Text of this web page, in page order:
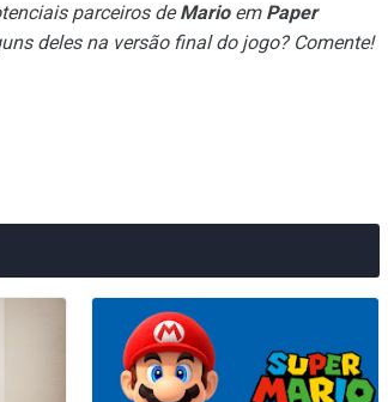
parceiros deMarioem Paper
deles na versão final do jogo? Comente!